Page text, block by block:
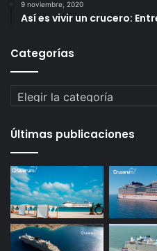
9 noviembre, 2020
Así es vivir un crucero:
Categorías
Categorías
Últimas publicaciones